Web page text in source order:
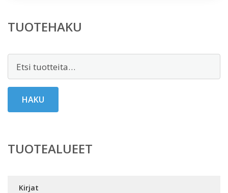
TUOTEHAKU
HAKU
TUOTEALUEET
Kirjat